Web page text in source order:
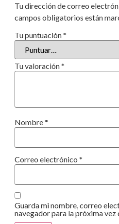
Tu dirección de correo
campos obligatorios están
Tu puntuación*
Tu valoración*
Nombre*
Correo electrónico *
Guarda mi nombre, correo
navegador para la próxima vez